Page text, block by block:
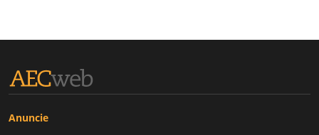
Anuncie